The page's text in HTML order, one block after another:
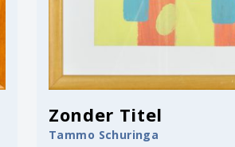
Zonder Titel
Tammo Schuringa